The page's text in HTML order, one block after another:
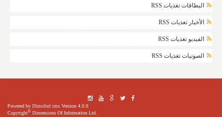
البطاقات تغذيات RSS
الأخبار تغذيات RSS
الفيديو تغذيات RSS
الصوتيات تغذيات RSS
Powered by Dimofinf cms Version 4.0.0
Copyright© Dimensions Of Information Ltd.